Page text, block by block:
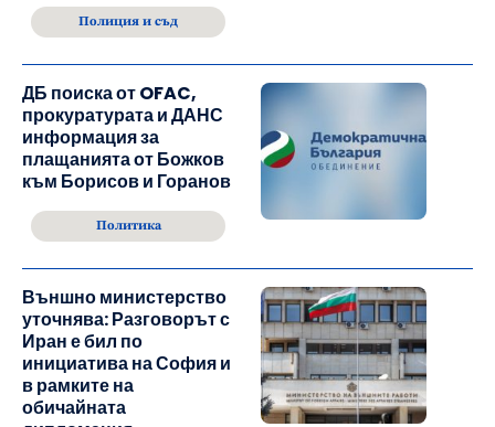
Полиция и съд
ДБ поиска от OFAC,
прокуратурата и ДАНС
информация за
плащанията от Божков
към Борисов и Горанов
Политика
Външно министерство
уточнява: Разговорът с
Иран е бил по
инициатива на София и
в рамките на
обичайната